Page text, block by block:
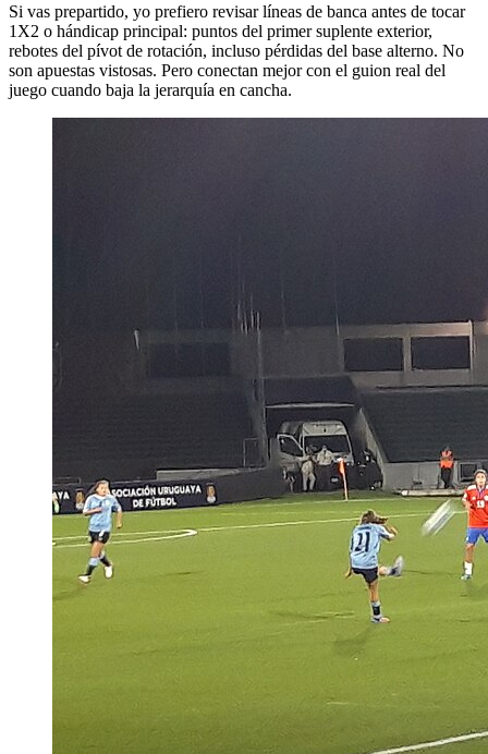
Si vas prepartido, yo prefiero revisar líneas de banca antes de tocar
1X2 o hándicap principal: puntos del primer suplente exterior,
rebotes del pívot de rotación, incluso pérdidas del base alterno. No
son apuestas vistosas. Pero conectan mejor con el guion real del
juego cuando baja la jerarquía en cancha.